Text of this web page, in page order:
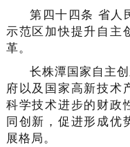
第四十四条 省人
示范区加快提升自主
革。
长株潭国家自主
府以及国家高新技术
科学技术进步的财政
同创新，促进形成优
展格局。